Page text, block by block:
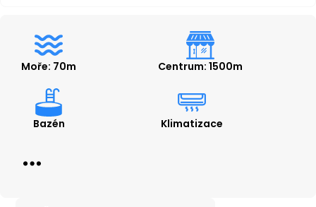
Moře: 70m Centrum: 1500m
Bazén Klimatizace